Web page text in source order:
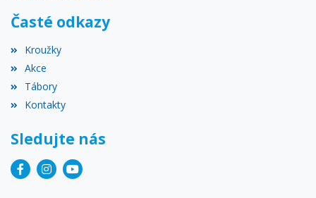
Časté odkazy
Kroužky
Akce
Tábory
Kontakty
Sledujte nás